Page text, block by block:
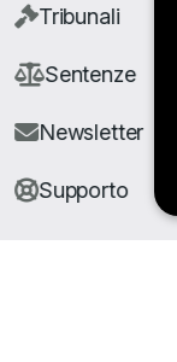
Tribunali
Sentenze
Newsletter
Supporto